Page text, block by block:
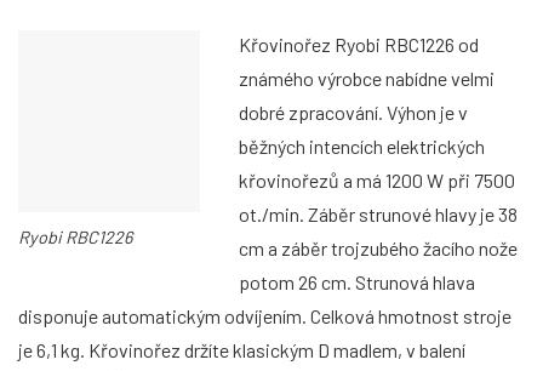
Ryobi RBC1226
Křovinořez Ryobi RBC1226 od
známého výrobce nabídne velmi
dobré zpracování. Výhon je v
běžných intencích elektrických
křovinořezů a má 1200 W při 7500
ot./min. Záběr strunové hlavy je 38
cm a záběr trojzubého žacího nože
potom 26 cm. Strunová hlava
disponuje automatickým odvíjením. Celková hmotnost stroje
je 6,1 kg. Křovinořez držíte klasickým D madlem, v balení